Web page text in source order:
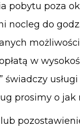
pobytu poza
nocleg do godz.
w
świadczy
prosimy o jak